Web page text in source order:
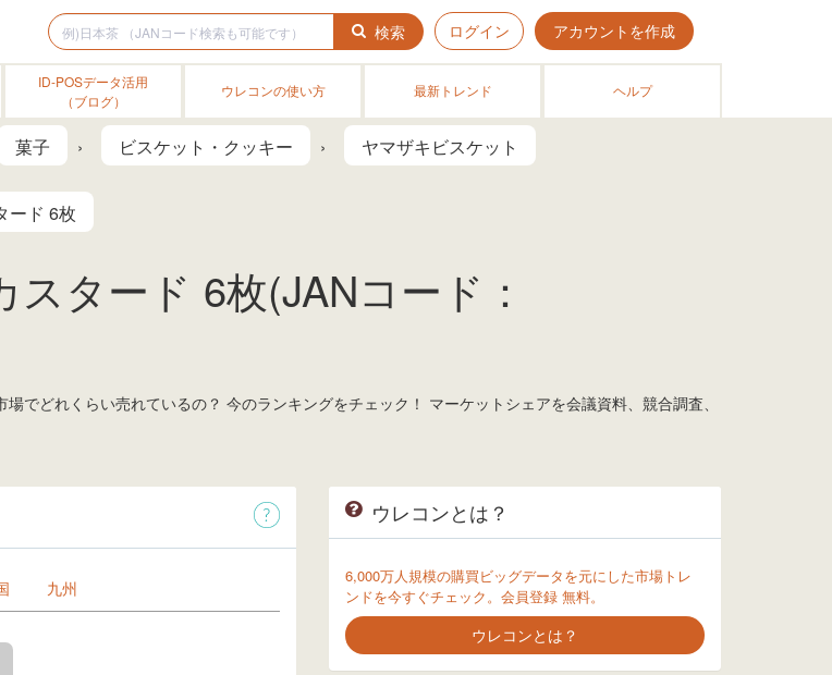
検索 ログイン アカウントを作成
ID-POSデータ活用
（ブログ）
ウレコンの使い方 最新トレンド ヘルプ
菓子 ビスケット・クッキー ヤマザキビスケット
ード 6枚
タード 6枚(JANコード：
でどれくらい売れているの？ 今のランキングをチェック！ マーケットシェアを会議資料、競合調査、
九州
ウレコンとは？
6,000万人規模の購買ビッグデータを元にした市場トレ
ンドを今すぐチェック。会員登録 無料。
ウレコンとは？